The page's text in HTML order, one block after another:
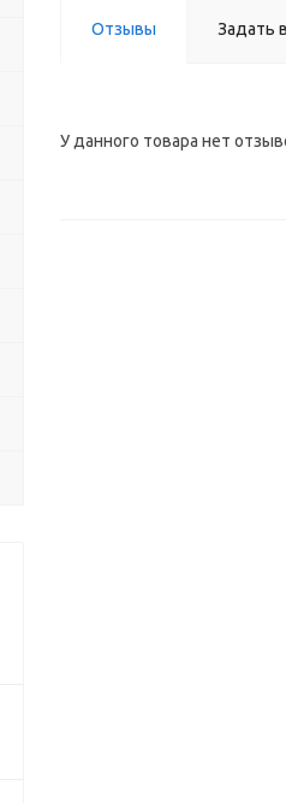
Отзывы Задать
У данного товара нет